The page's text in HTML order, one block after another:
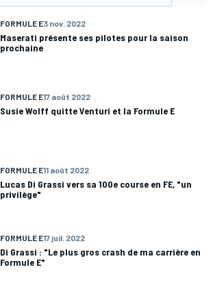
FORMULE E3 nov. 2022
Maserati présente ses pilotes pour la saison
prochaine
FORMULE E17 août 2022
Susie Wolff quitte Venturi et la Formule E
FORMULE E11 août 2022
Lucas Di Grassi vers sa 100e course en FE, "un
privilège"
FORMULE E17 juil. 2022
Di Grassi : "Le plus gros crash de ma carrière en
Formule E"